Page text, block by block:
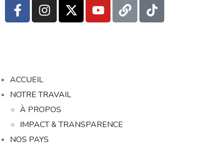
ACCUEIL
NOTRE TRAVAIL
À PROPOS
IMPACT & TRANSPARENCE
NOS PAYS